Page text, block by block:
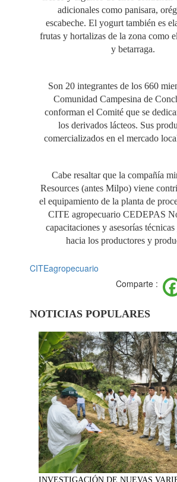
adicionales como panisara,
escabeche. El yogurt también es
frutas y hortalizas de la zona como
y betarraga.
Son 20 integrantes de los 660
Comunidad Campesina de
conforman el Comité que se
los derivados lácteos. Sus
comercializados en el mercado
Cabe resaltar que la compañía
Resources (antes Milpo) viene
el equipamiento de la planta de
CITE agropecuario CEDEPAS
capacitaciones y asesorías
hacia los productores y
CITEagropecuario
Comparte :
NOTICIAS POPULARES
INVESTIGACIÓN DE NUEVAS